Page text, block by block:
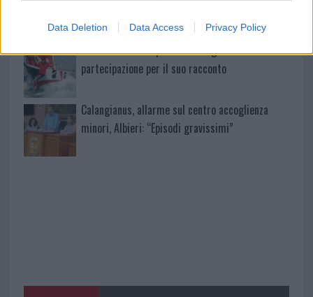
Data Deletion Data Access Privacy Policy
Andrea Mura conquista Palau: grande
partecipazione per il suo racconto
Calangianus, allarme sul centro accoglienza
minori, Albieri: “Episodi gravissimi”